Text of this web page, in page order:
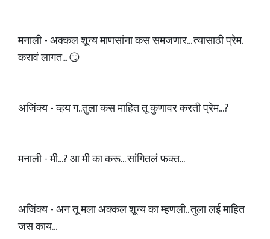
मनाली - अक्कल शून्य माणसांना कस समजणार... त्यासाठी प्रेम.
करावं लागत... 😏
अजिंक्य - व्हय ग..तुला कस माहित तू कुणावर करती प्रेम...?
मनाली - मी...? आ मी का करू... सांगितलं फक्त...
अजिंक्य - अन तू मला अक्कल शून्य का म्हणली.. तुला लई माहित
जस काय...